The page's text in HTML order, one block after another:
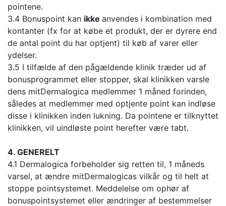
pointene.
3.4 Bonuspoint kan ikke anvendes i kombination med
kontanter (fx for at købe et produkt, der er dyrere end
de antal point du har optjent) til køb af varer eller
ydelser.
3.5 I tilfælde af den pågældende klinik træder ud af
bonusprogrammet eller stopper, skal klinikken varsle
dens mitDermalogica medlemmer 1 måned forinden,
således at medlemmer med optjente point kan indløse
disse i klinikken inden lukning. Da pointene er tilknyttet
klinikken, vil uindløste point herefter være tabt.
4. GENERELT
4.1 Dermalogica forbeholder sig retten til, 1 måneds
varsel, at ændre mitDermalogicas vilkår og til helt at
stoppe pointsystemet. Meddelelse om ophør af
bonuspointsystemet eller ændringer af bestemmelser